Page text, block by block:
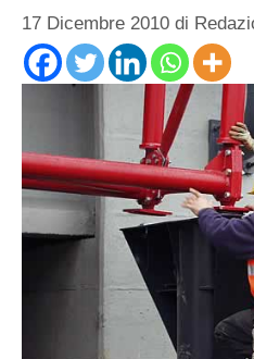
17 Dicembre 2010 di